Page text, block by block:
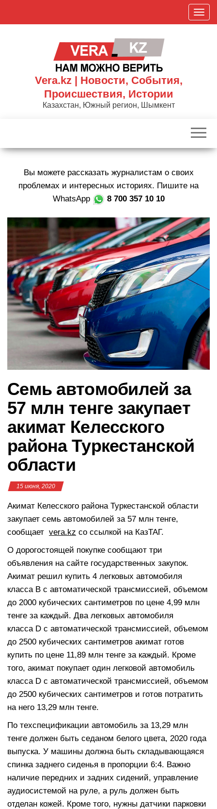
П
о
к
р
в
и
г
а
ц
Vera.kz | Новости, События,
Происшествия, Истории
Казахстан, Южный регион, Шымкент
Вы можете рассказать журналистам о своих
проблемах и интересных историях. Пишите на
WhatsApp
8 700 357 10 10
Семь автомобилей за
57 млн тенге закупает
акимат Келесского
района Туркестанской
области
15 июня, 2020
Акимат Келесского района Туркестанской области
закупает семь автомобилей за 57 млн тенге,
сообщает vera.kz со ссылкой на КазТАГ.
О дорогостоящей покупке сообщают три
объявления на сайте государственных закупок.
Акимат решил купить 4 легковых автомобиля
класса В с автоматической трансмиссией, объемом
до 2000 кубических сантиметров по цене 4,99 млн
тенге за каждый. Два легковых автомобиля
класса D с автоматической трансмиссией, объемом
до 2500 кубических сантиметров акимат готов
купить по цене 11,89 млн тенге за каждый. Кроме
того, акимат покупает один легковой автомобиль
класса D с автоматической трансмиссией, объемом
до 2500 кубических сантиметров и готов потратить
на него 13,29 млн тенге.
По техспецификации автомобиль за 13,29 млн
тенге должен быть седаном белого цвета, 2020 года
выпуска. У машины должна быть складывающаяся
спинка заднего сиденья в пропорции 6:4. Важно
наличие передних и задних сидений, управление
аудиосистемой на руле, а руль должен быть
отделан кожей. Кроме того, нужны датчики парковки